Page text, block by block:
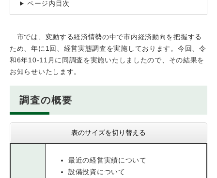
ページ内目次
市では、変動する経済情勢の中で市内経済動向を把握する
ため、年に1回、経営実態調査を実施しております。今回、令
和6年10-11月に同調査を実施いたしましたので、その結果を
お知らせいたします。
調査の概要
表のサイズを切り替える
最近の経営実績について
設備投資について